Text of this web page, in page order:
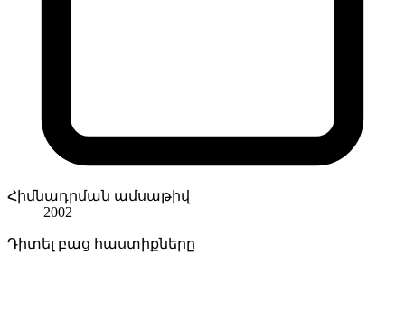
Հիմնադրման ամսաթիվ
2002
Դիտել բաց հաստիքները